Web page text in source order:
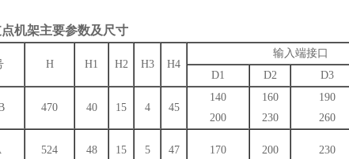
机架主要参数及尺寸
H H1 H2 H3 H4
输入端接口
D1
D2 D3
470 40 15 4 45
140
200
160
230
190
260
524 48 15 5 47 170 200 230